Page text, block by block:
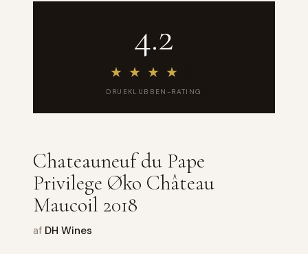
4.2
★ ★ ★ ★
DRUEKLUBBEN-RATING
Chateauneuf du Pape
Privilege Øko Château
Maucoil 2018
af DH Wines